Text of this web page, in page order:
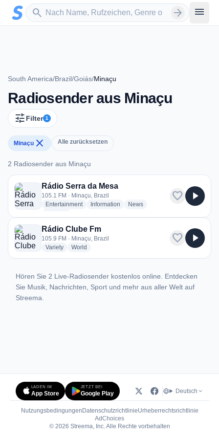
Zum Hauptinhalt springen
search
Sender suchen arrow_forward menu
South America/Brazil/Goiás/Minaçu
Radiosender aus Minaçu
tune Filter 1
Minaçu close Alle zurücksetzen
2 Radiosender aus Minaçu
2 Radiosender aus Minaçu
Rádio Serra da Mesa
105.1 FM · Minaçu, Brazil
Entertainmentradio stations
Information radio stations
Newsradio stations
favorite play_arrow
Rádio Clube Fm
105.9 FM · Minaçu, Brazil
Varietyradio stations
World
favorite play_arrow
Hören Sie 2 Live-Radiosender kostenlos online. Entdecken
Sie Musik, Nachrichten, Sport und mehr aus aller Welt auf
Streema.
LADEN IM
App Store
JETZT BEI
Google Play Deutsch
Nutzungsbedingungen DatenschutzrichtlinieUrheberrechtsrichtlinie
AdChoices(öffnet in neuem Tab)
© 2026 Streema, Inc. Alle Rechte vorbehalten